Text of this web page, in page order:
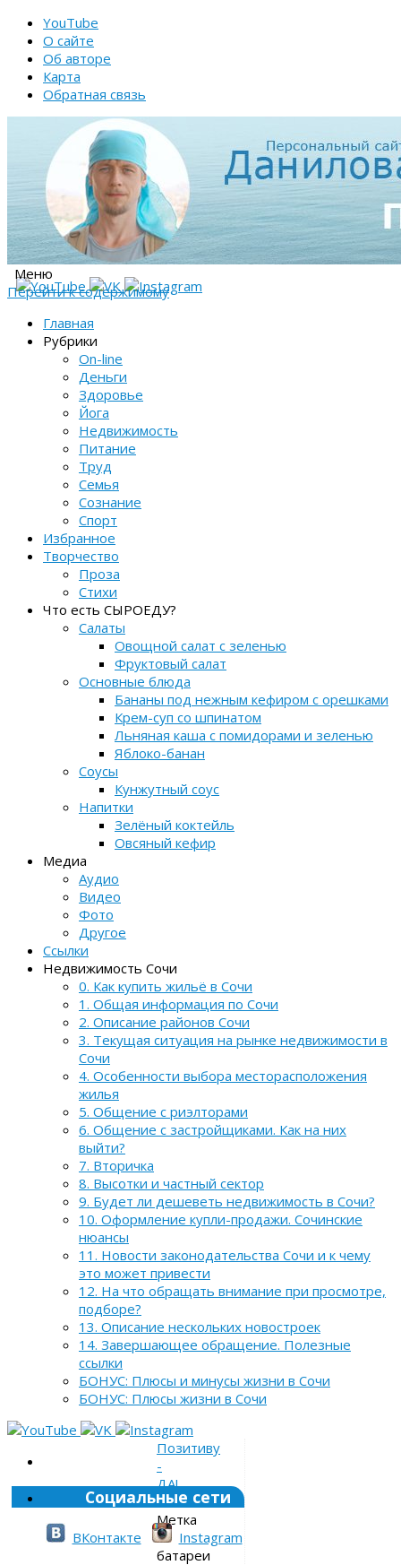
YouTube
О сайте
Об авторе
Карта
Обратная связь
Меню
Перейти к содержимому
Главная
Рубрики
On-line
Деньги
Здоровье
Йога
Недвижимость
Питание
Труд
Семья
Сознание
Спорт
Избранное
Творчество
Проза
Стихи
Что есть СЫРОЕДУ?
Салаты
Овощной салат с зеленью
Фруктовый салат
Основные блюда
Бананы под нежным кефиром с орешками
Крем-суп со шпинатом
Льняная каша с помидорами и зеленью
Яблоко-банан
Соусы
Кунжутный соус
Напитки
Зелёный коктейль
Овсяный кефир
Медиа
Аудио
Видео
Фото
Другое
Ссылки
Недвижимость Сочи
0. Как купить жильё в Сочи
1. Общая информация по Сочи
2. Описание районов Сочи
3. Текущая ситуация на рынке недвижимости в
Сочи
4. Особенности выбора месторасположения
жилья
5. Общение с риэлторами
6. Общение с застройщиками. Как на них
выйти?
7. Вторичка
8. Высотки и частный сектор
9. Будет ли дешеветь недвижимость в Сочи?
10. Оформление купли-продажи. Сочинские
нюансы
11. Новости законодательства Сочи и к чему
это может привести
12. На что обращать внимание при просмотре,
подборе?
13. Описание нескольких новостроек
14. Завершающее обращение. Полезные
ссылки
БОНУС: Плюсы и минусы жизни в Сочи
БОНУС: Плюсы жизни в Сочи
Позитиву
-
ДА!
»
Метка
»
батареи
Социальные сети
ВКонтакте Instagram